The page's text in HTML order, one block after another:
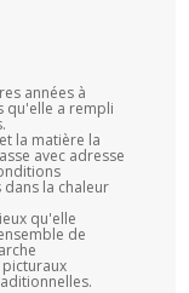
années à
qu'elle a rempli
la matière la
avec adresse
la chaleur
qu'elle
de